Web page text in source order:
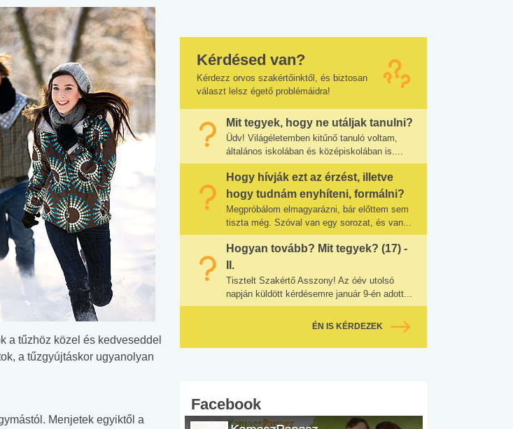
a tűzhöz közel és kedveseddel
a tűzgyújtáskor ugyanolyan
Menjetek egyiktől a
Kérdésed van?
Kérdezz orvos szakértőinktől, és biztosan
választ lelsz égető problémáidra!
Mit tegyek, hogy ne utáljak tanulni?
Üdv! Világéletemben kitűnő tanuló voltam,
általános iskolában és középiskolában is....
Hogy hívják ezt az érzést, illetve
hogy tudnám enyhíteni, formálni?
Megpróbálom elmagyarázni, bár előttem sem
tiszta még. Szóval van egy sorozat, és van...
Hogyan tovább? Mit tegyek? (17) -
II.
Tisztelt Szakértő Asszony! Az óév utolsó
napján küldött kérdésemre január 9-én adott...
ÉN IS KÉRDEZEK
Facebook